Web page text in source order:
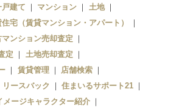
建て マンション
土地
宅（賃貸マンション・アパート）
マンション売却査定
定
土地売却査定
賃貸管理
店舗検索
リースバック
住まいるサポート21
メージキャラクター紹介